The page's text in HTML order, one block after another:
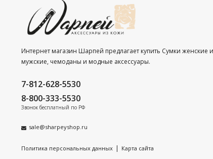
Интернет магазин Шарпей предлагает купить Сумки женские и
мужские, чемоданы и модные аксессуары.
7-812-628-5530
8-800-333-5530
Звонок бесплатный по РФ
sale@sharpeyshop.ru
Политика персональных данных | Карта сайта